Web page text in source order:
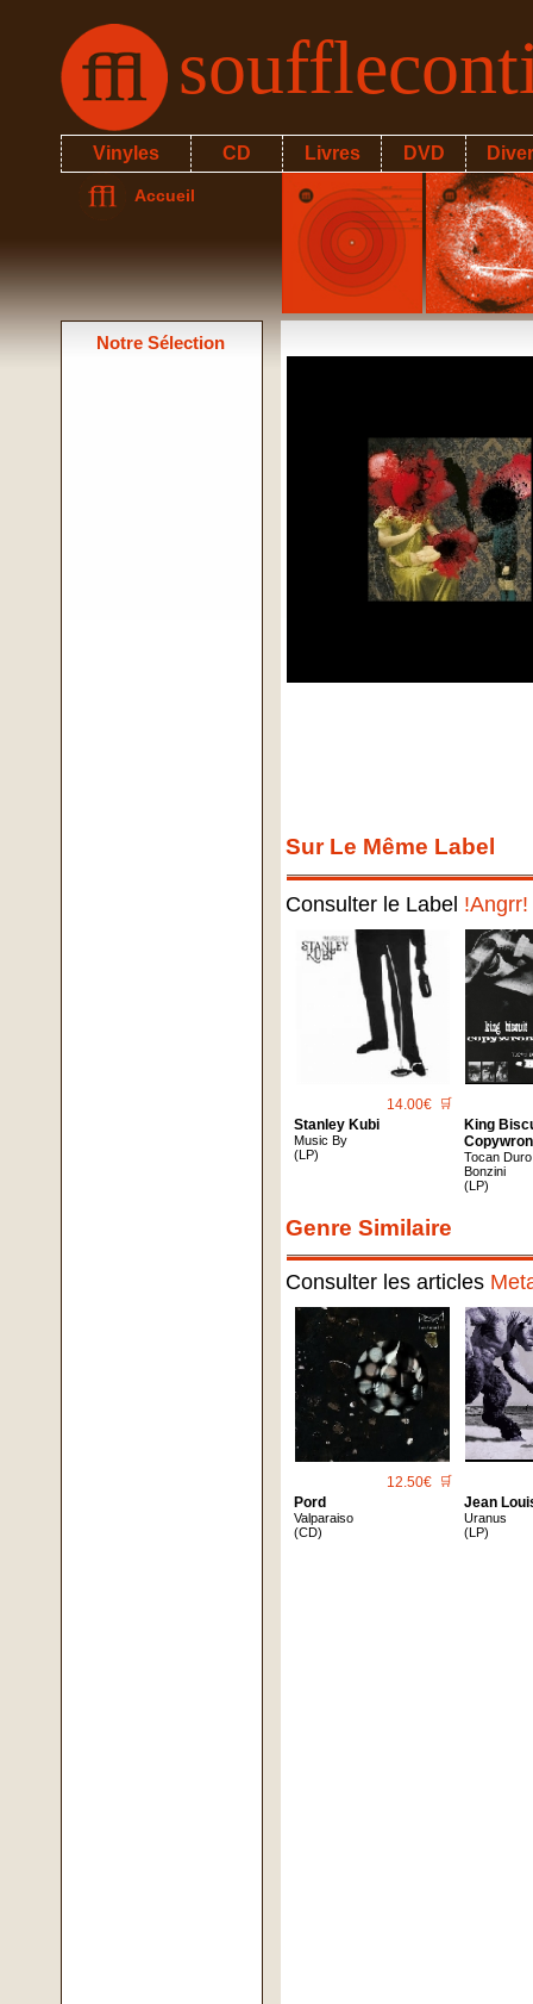
Vinyles CD Livres DVD
Accueil
Notre Sélection
Sur Le Même Label
Consulter le Label !Angrr!
14.00€ 🛒
Stanley Kubi
Music By
(LP)
King
Tocan
Bonzini
(LP)
Genre Similaire
Consulter les articles
12.50€ 🛒
Pord
Valparaiso
(CD)
Jean
Uranus
(LP)